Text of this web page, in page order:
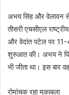
अभय सिंह और वेलावन
तीसरी एचसीएल
और वेदांत पटेल पर 11-
शुरुआत की। अभय ने
भी जीता था। इस बार
रोमांचक रहा मुकाबला